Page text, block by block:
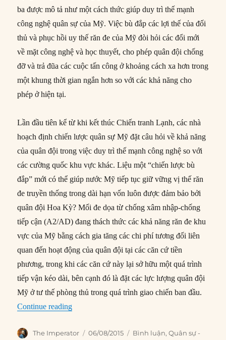
ba được mô tả như một cách thức giúp duy trì thế mạnh
công nghệ quân sự của Mỹ. Việc bù đắp các lợi thế của đối
thủ và phục hồi uy thế răn đe của Mỹ đòi hỏi các đổi mới
về mặt công nghệ và học thuyết, cho phép quân đội chống
đỡ và trả đũa các cuộc tấn công ở khoảng cách xa hơn trong
một khung thời gian ngắn hơn so với các khả năng cho
phép ở hiện tại.
Lần đầu tiên kể từ khi kết thúc Chiến tranh Lạnh, các nhà
hoạch định chiến lược quân sự Mỹ đặt câu hỏi về khả năng
của quân đội trong việc duy trì thế mạnh công nghệ so với
các cường quốc khu vực khác. Liệu một “chiến lược bù
đắp” mới có thể giúp nước Mỹ tiếp tục giữ vững vị thế răn
đe truyền thống trong dài hạn vốn luôn được đảm bảo bởi
quân đội Hoa Kỳ? Mối đe dọa từ chống xâm nhập-chống
tiếp cận (A2/AD) đang thách thức các khả năng răn đe khu
vực của Mỹ bằng cách gia tăng các chi phí tương đối liên
quan đến hoạt động của quân đội tại các căn cứ tiền
phương, trong khi các căn cứ này lại sở hữu một quá trình
tiếp vận kéo dài, bên cạnh đó là đặt các lực lượng quân đội
Mỹ ở tư thế phòng thủ trong quá trình giao chiến ban đầu.
Continue reading“Thời gian và không gian trong chiến lược bù
Author
The Imperator
Posted
06/08/2015 Categories
Bình luận,Quân sự -